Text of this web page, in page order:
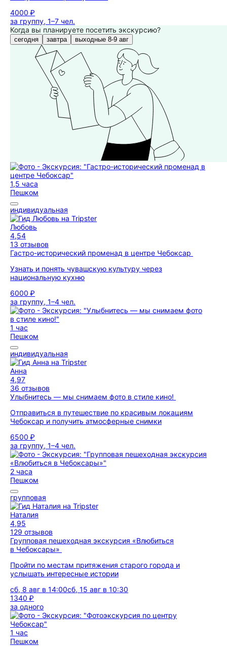
4000 ₽
за группу, 1–7 чел.
Когда вы планируете посетить экскурсию?
сегодня завтра выходные 8-9 авг
1,5 часа
Пешком
индивидуальная
Любовь
4,54
13 отзывов
Гастро-исторический променад в центре Чебоксар
Узнать и понять чувашскую культуру через
национальную кухню
6000 ₽
за группу, 1–4 чел.
1 час
Пешком
индивидуальная
Анна
4,97
36 отзывов
Улыбнитесь — мы снимаем фото в стиле кино!
Отправиться в путешествие по красивым локациям
Чебоксар и получить атмосферные снимки
6500 ₽
за группу, 1–4 чел.
2 часа
Пешком
групповая
Наталия
4,95
129 отзывов
Групповая пешеходная экскурсия «Влюбиться
в Чебоксары»
Пройти по местам притяжения старого города и
услышать интересные истории
сб, 8 авг в 14:00сб, 15 авг в 10:30
1340 ₽
за одного
1 час
Пешком